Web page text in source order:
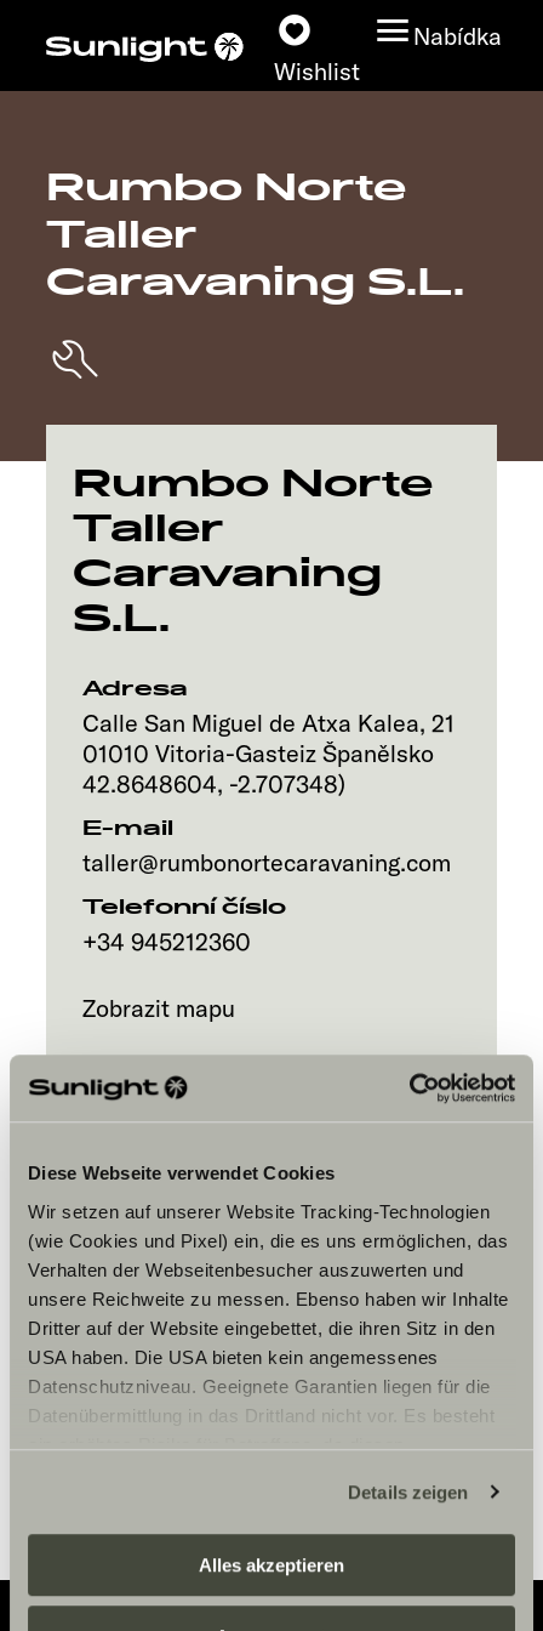
Diese Webseite verwendet Cookies
Wir setzen auf unserer Website Tracking-Technologien
(wie Cookies und Pixel) ein, die es uns ermöglichen, das
Verhalten der Webseitenbesucher auszuwerten und
unsere Reichweite zu messen. Ebenso haben wir Inhalte
Dritter auf der Website eingebettet, die ihren Sitz in den
USA haben. Die USA bieten kein angemessenes
Datenschutzniveau. Geeignete Garantien liegen für die
Datenübermittlung in das Drittland nicht vor. Es besteht
ein erhöhtes Risiko für Betroffene, da diesen
zustehen. Eingesetzte Dienstleister können Daten für
eigene Zwecke verarbeiten und mit anderen Daten
zusammenführen. Weitere Informationen finden Sie hier:
Datenschutzerklärung
Details zeigen
Alles akzeptieren
Wishlist
Nabídka
Modely
Vyhledávač vozidel
Vyhledávač prodejců
Servis
Rumbo Norte
Taller
Caravaning S.L.
Rumbo Norte
Taller
Caravaning
S.L.
Adresa
Calle San Miguel de Atxa Kalea, 21
01010 Vitoria-Gasteiz Španělsko
42.8648604, -2.707348)
E-mail
taller@rumbonortecaravaning.com
Telefonní číslo
+34 945212360
Zobrazit mapu
Chcete-li zobrazit obsah, přijměte
marketingové soubory cookie.
Nastavení souborů cookie